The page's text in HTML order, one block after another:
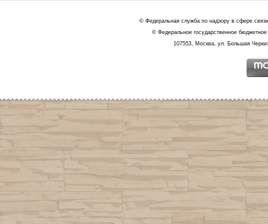
© Федеральная служба по надзору в сфере
© Федеральное государственное
107553, Москва, ул. Большая